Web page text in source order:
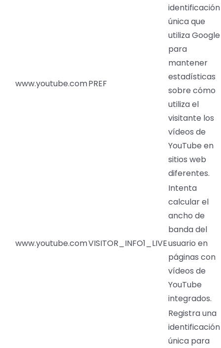
www.youtube.comPREF
identificación
única que
utiliza Google
para
mantener
estadísticas
sobre cómo
utiliza el
visitante los
vídeos de
YouTube en
sitios web
diferentes.
www.youtube.comVISITOR_INFO1_LIVE
Intenta
calcular el
ancho de
banda del
usuario en
páginas con
vídeos de
YouTube
integrados.
Registra una
identificación
única para